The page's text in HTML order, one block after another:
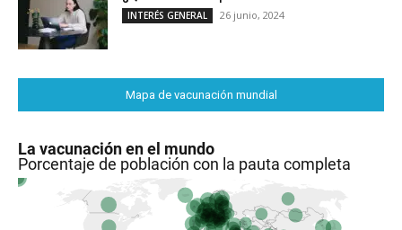
INTERÉS GENERAL 26 junio, 2024
Mapa de vacunación mundial